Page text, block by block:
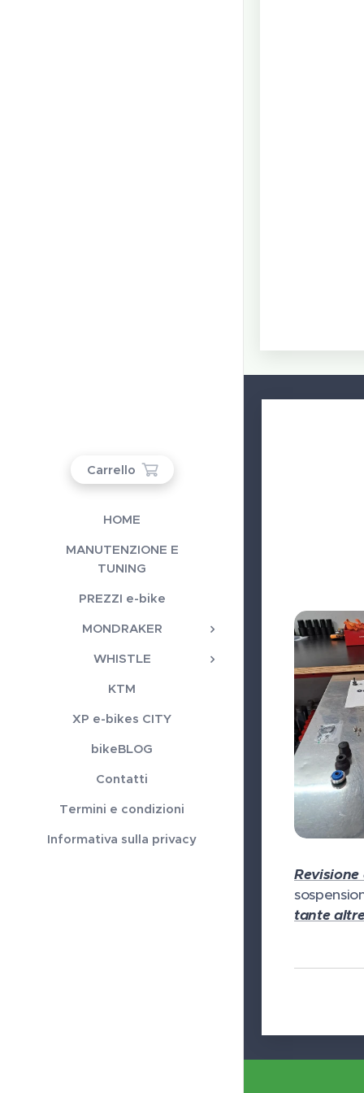
Carrello
HOME
MANUTENZIONE E
TUNING
PREZZI e-bike
MONDRAKER
WHISTLE
KTM
XP e-bikes CITY
bikeBLOG
Contatti
Termini e condizioni
Informativa sulla privacy
tante